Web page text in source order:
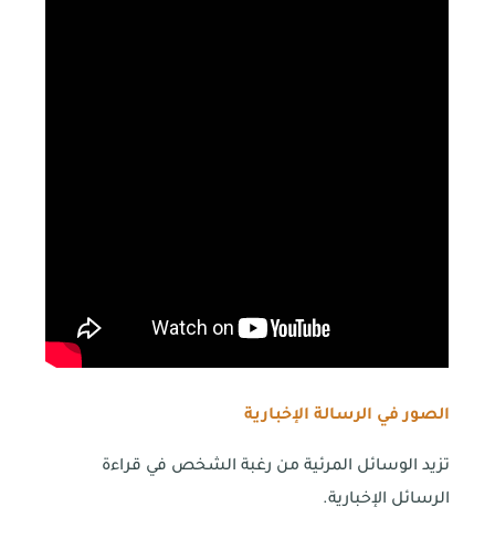
الصور في الرسالة الإخبارية
تزيد الوسائل المرئية من رغبة الشخص في قراءة
الرسائل الإخبارية.